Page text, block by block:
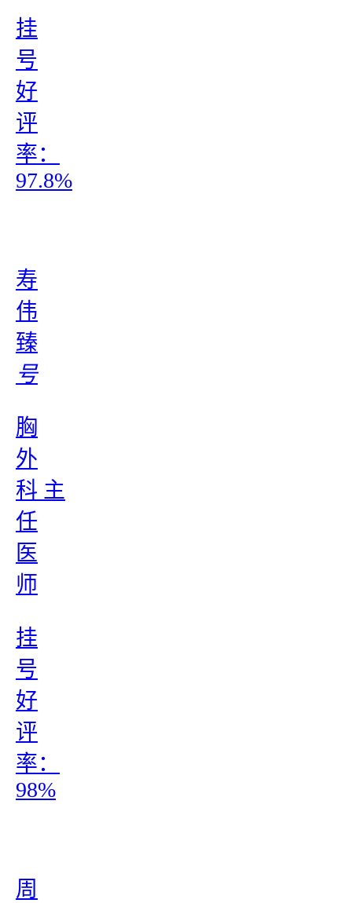
挂
号
好
评
率：
97.8%
寿
伟
臻
号
胸
外
科 主
任
医
师
挂
号
好
评
率：
98%
周